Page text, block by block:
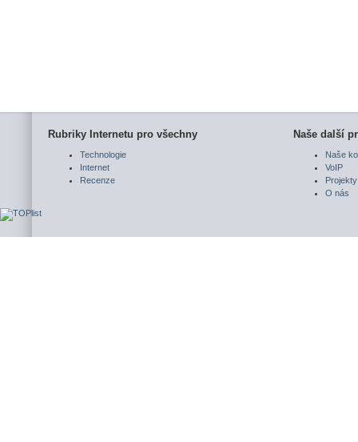
Rubriky Internetu pro všechny
Technologie
Internet
Recenze
Naše další
Naše
VoIP
Projekty
O nás